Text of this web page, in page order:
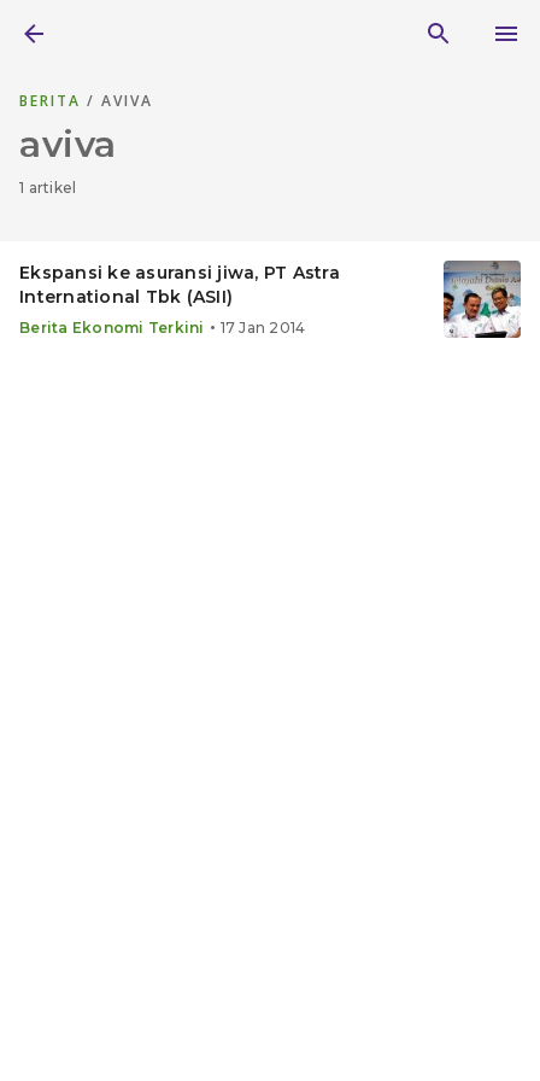
BERITA / AVIVA
aviva
1 artikel
Ekspansi ke asuransi jiwa, PT Astra
International Tbk (ASII)
Berita Ekonomi Terkini • 17 Jan 2014